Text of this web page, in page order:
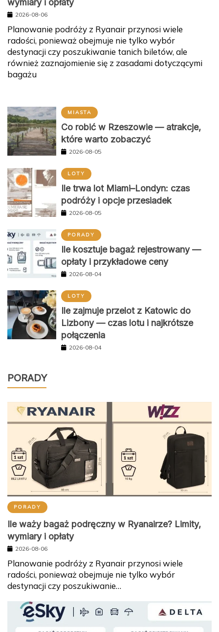
wymiary i opłaty
2026-08-06
Planowanie podróży z Ryanair przynosi wiele
radości, ponieważ obejmuje nie tylko wybór
destynacji czy poszukiwanie tanich biletów, ale
również zaznajomienie się z zasadami dotyczącymi
bagażu
MIASTA
Co robić w Rzeszowie — atrakcje,
które warto zobaczyć
2026-08-05
LOTY
Ile trwa lot Miami–Londyn: czas
podróży i opcje przesiadek
2026-08-05
PORADY
Ile kosztuje bagaż rejestrowany —
opłaty i przykładowe ceny
2026-08-04
LOTY
Ile zajmuje przelot z Katowic do
Lizbony — czas lotu i najkrótsze
połączenia
2026-08-04
PORADY
PORADY
Ile waży bagaż podręczny w Ryanairze? Limity,
wymiary i opłaty
2026-08-06
Planowanie podróży z Ryanair przynosi wiele
radości, ponieważ obejmuje nie tylko wybór
destynacji czy poszukiwanie…